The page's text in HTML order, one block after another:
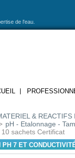
de l'eau.
& REACTIFS
pH - Etalonnage -
sachets Certificat
PH 7 ET